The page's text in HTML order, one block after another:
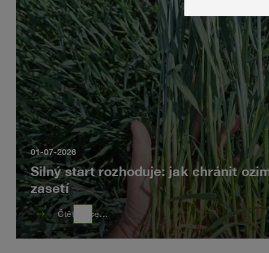
01-07-2026
Silný start rozhoduje: jak chránit
zasetí
east Čtěte více...